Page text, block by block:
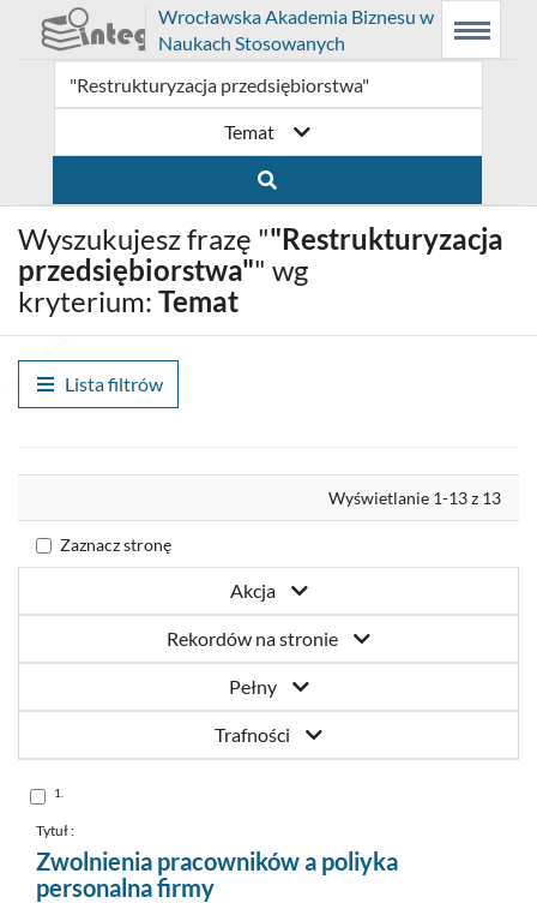
Menu
główne
Wyszukiwarka
Treść
główna
Prolib
Integro
-
główna
Wrocławska Akademia Biznesu w
Naukach Stosowanych
Menu
Temat
Wyszukujesz frazę ""Restrukturyzacja
przedsiębiorstwa"" wg
kryterium: Temat
Lista filtrów
Wyświetlanie 1-13 z 13
Zaznacz stronę
Akcja
Rekordów na stronie
Pełny
Trafności
Skocz
do
nr
1
1.
Tytuł :
Zwolnienia pracowników a poliyka
personalna firmy